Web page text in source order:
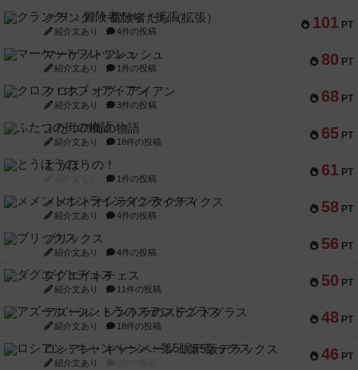
101 PT
クランク! ：冒険者たち（拡張）
紹介文あり 4件の投稿
80 PT
マーケットフレッシュ
紹介文あり 1件の投稿
68 PT
クロス・オブ・アイアン
紹介文あり 3件の投稿
65 PT
ふたつの街の物語
紹介文あり 18件の投稿
61 PT
とうほうの！
1件の投稿
58 PT
メメントオンラインタクティクス
紹介文あり 4件の投稿
56 PT
ブリックス
紹介文あり 4件の投稿
50 PT
ダグエイトチェス
紹介文あり 11件の投稿
48 PT
アズール：シントラのステンドグラス
紹介文あり 18件の投稿
46 PT
ロシアン・キャンペーン：第5版デラックス
紹介文あり